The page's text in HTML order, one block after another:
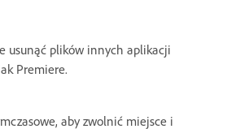
usunąć plików innych aplikacji
Premiere.
aby zwolnić miejsce i